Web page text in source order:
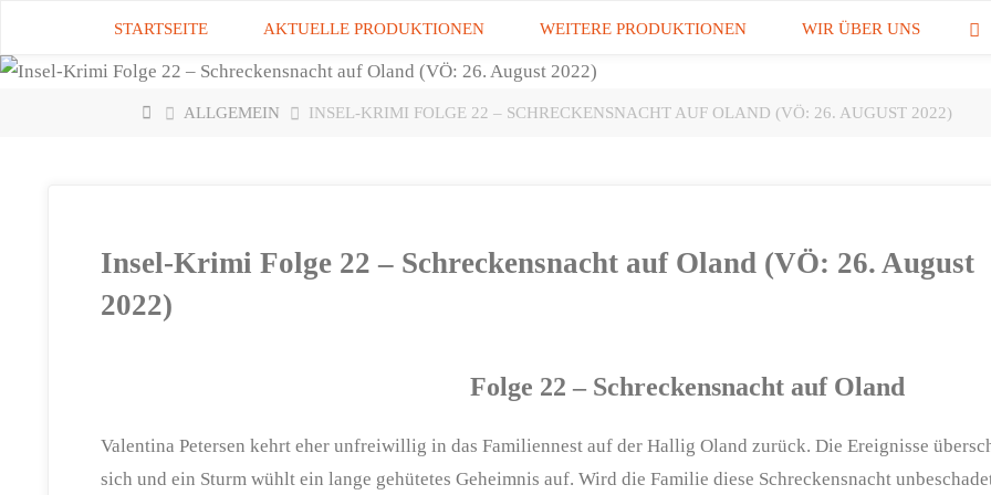
springen
STARTSEITE AKTUELLE PRODUKTIONEN WEITERE PRODUKTIONEN WIR ÜBER UNS
START
ALLGEMEIN INSEL-KRIMI FOLGE 22 – SCHRECKENSNACHT AUF OLAND (VÖ: 26. AUGUST 2022)
Insel-Krimi Folge 22 – Schreckensnacht auf Oland (VÖ: 26. August
2022)
Folge 22 – Schreckensnacht auf Oland
Valentina Petersen kehrt eher unfreiwillig in das Familiennest auf der Hallig Oland zurück. Die Ereignisse
sich und ein Sturm wühlt ein lange gehütetes Geheimnis auf. Wird die Familie diese Schreckensnacht